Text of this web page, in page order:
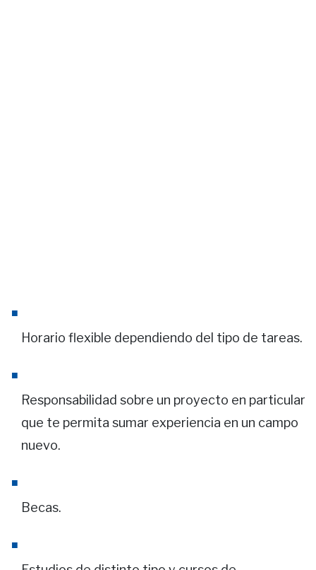
Horario flexible dependiendo del tipo de tareas.
Responsabilidad sobre un proyecto en particular
que te permita sumar experiencia en un campo
nuevo.
Becas.